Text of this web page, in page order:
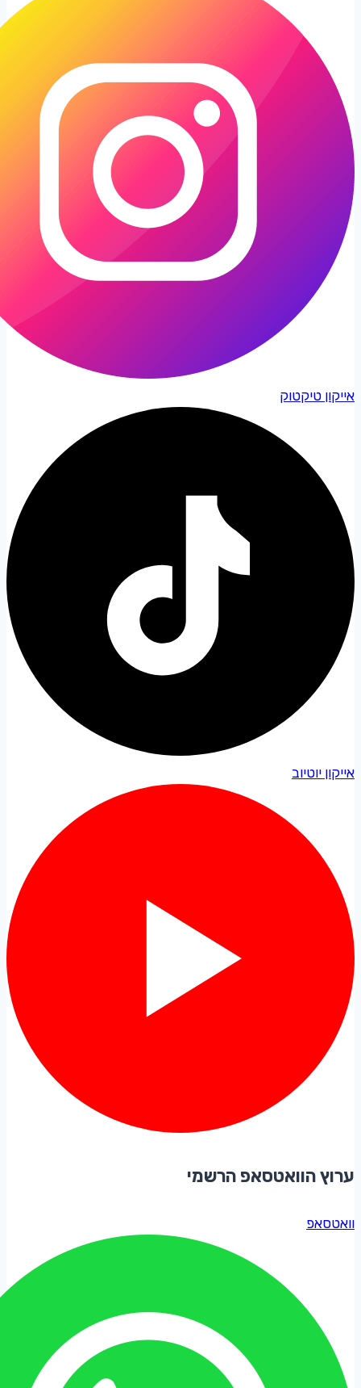
אייקון טיקטוק
אייקון יוטיוב
ערוץ הוואטסאפ הרשמי
וואטסאפ